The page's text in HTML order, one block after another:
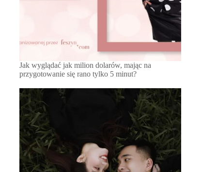
Jak wyglądać jak milion dolarów, mając na
przygotowanie się rano tylko 5 minut?